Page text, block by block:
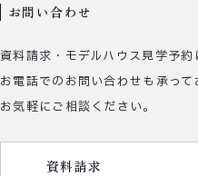
お問い合わせ
資料請求・モデルハウス見学予約
お電話でのお問い合わせも承って
お気軽にご相談ください。
資料請求